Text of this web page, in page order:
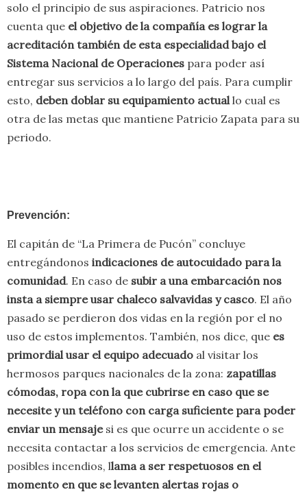
solo el principio de sus aspiraciones. Patricio nos
cuenta que el objetivo de la compañía es lograr la
acreditación también de esta especialidad bajo el
Sistema Nacional de Operaciones para poder así
entregar sus servicios a lo largo del país. Para cumplir
esto, deben doblar su equipamiento actuallo cual es
otra de las metas que mantiene Patricio Zapata para su
periodo.
Prevención:
El capitán de “La Primera de Pucón” concluye
entregándonos indicaciones de autocuidado para la
comunidad. En caso de subir a una embarcación nos
insta a siempre usar chaleco salvavidas y casco. El año
pasado se perdieron dos vidas en la región por el no
uso de estos implementos. También, nos dice, que es
primordial usar el equipo adecuado al visitar los
hermosos parques nacionales de la zona: zapatillas
cómodas, ropa con la que cubrirse en caso que se
necesite y un teléfono con carga suficiente para poder
enviar un mensajesi es que ocurre un accidente o se
necesita contactar a los servicios de emergencia. Ante
posibles incendios, llama a ser respetuosos en el
momento en que se levanten alertas rojas o